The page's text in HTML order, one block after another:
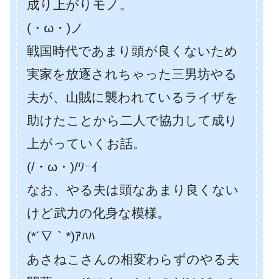
成り上がりモノ。
(・ω・)ノ
戦国時代であまり頭が良くないため
実家を放逐されちゃった三男坊やる
夫が、山賊に襲われているライザを
助けたことから二人で協力して成り
上がっていくお話。
(/・ω・)/ﾜｰｲ
なお、やる夫は頭なあまり良くない
けど武力の化身な模様。
(*´∇｀*)ｱﾊﾊ
あさねこさんの相変わらずのやる夫